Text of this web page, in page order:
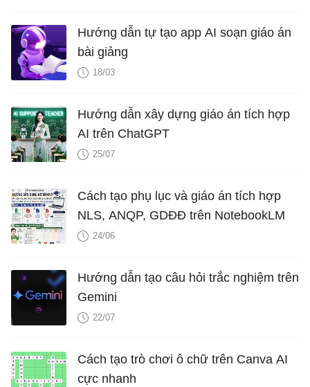
Hướng dẫn tự tạo app AI soạn giáo án
bài giảng
18/03
Hướng dẫn xây dựng giáo án tích hợp
AI trên ChatGPT
25/07
Cách tạo phụ lục và giáo án tích hợp
NLS, ANQP, GDĐĐ trên NotebookLM
24/06
Hướng dẫn tạo câu hỏi trắc nghiệm trên
Gemini
22/07
Cách tạo trò chơi ô chữ trên Canva AI
cực nhanh